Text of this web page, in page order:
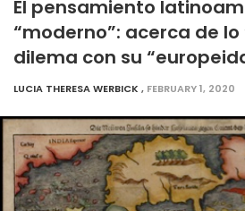
El pensamiento
“moderno”: acerca de lo
dilema con su
LUCIA THERESA WERBICK , FEBRUARY 1, 2020